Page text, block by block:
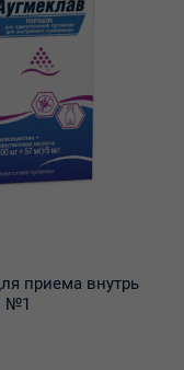
приема внутрь
№1